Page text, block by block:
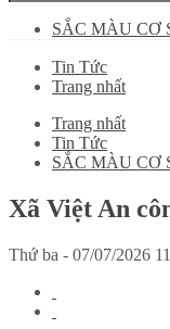
SẮC MÀU CƠ
Tin Tức
Trang nhất
Trang nhất
Tin Tức
SẮC MÀU CƠ
Xã Việt An
Thứ ba - 07/07/2026